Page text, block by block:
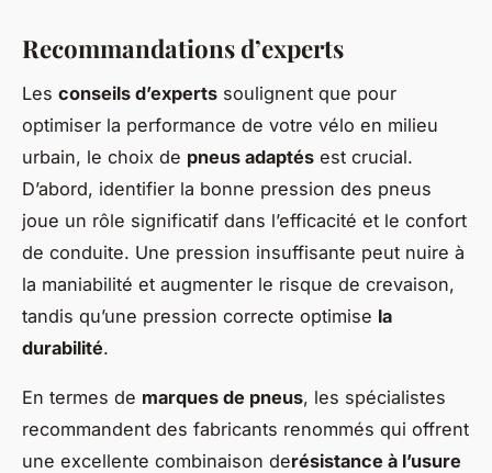
Recommandations d’experts
Les conseils d’experts soulignent que pour
optimiser la performance de votre vélo en milieu
urbain, le choix de pneus adaptés est crucial.
D’abord, identifier la bonne pression des pneus
joue un rôle significatif dans l’efficacité et le confort
de conduite. Une pression insuffisante peut nuire à
la maniabilité et augmenter le risque de crevaison,
tandis qu’une pression correcte optimise la
durabilité.
En termes de marques de pneus, les spécialistes
recommandent des fabricants renommés qui offrent
une excellente combinaison derésistance à l’usure